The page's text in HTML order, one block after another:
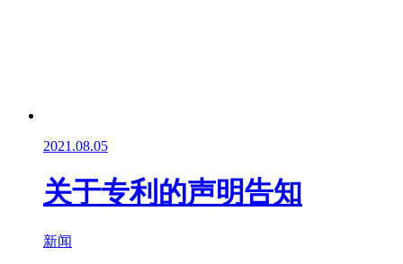
2021.08.05
关于专利的声明告知
新闻